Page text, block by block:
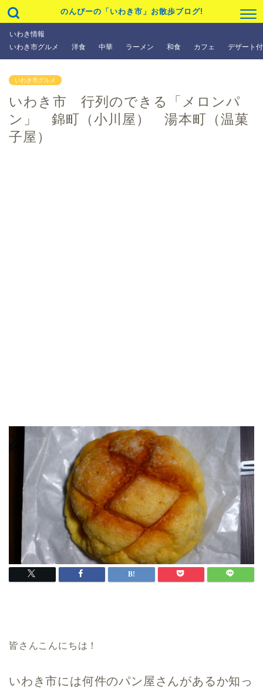
のんぴーの「いわき市」お散歩ブログ!
いわき情報
いわき市グルメ
洋食 中華 ラーメン 和食 カフェ デザート
いわき市グルメ
いわき市 行列のできる「メロンパ
ン」 錦町（小川屋） 湯本町（温菓
子屋）
皆さんこんにちは！
いわき市には何件のパン屋さんがあるか知っ